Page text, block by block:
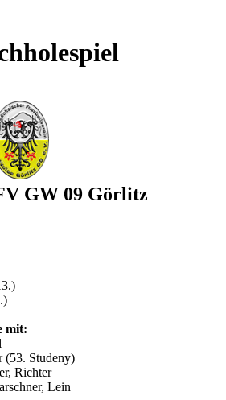
GW 09 Görlitz
mit:
(53. Studeny)
Richter
Lein